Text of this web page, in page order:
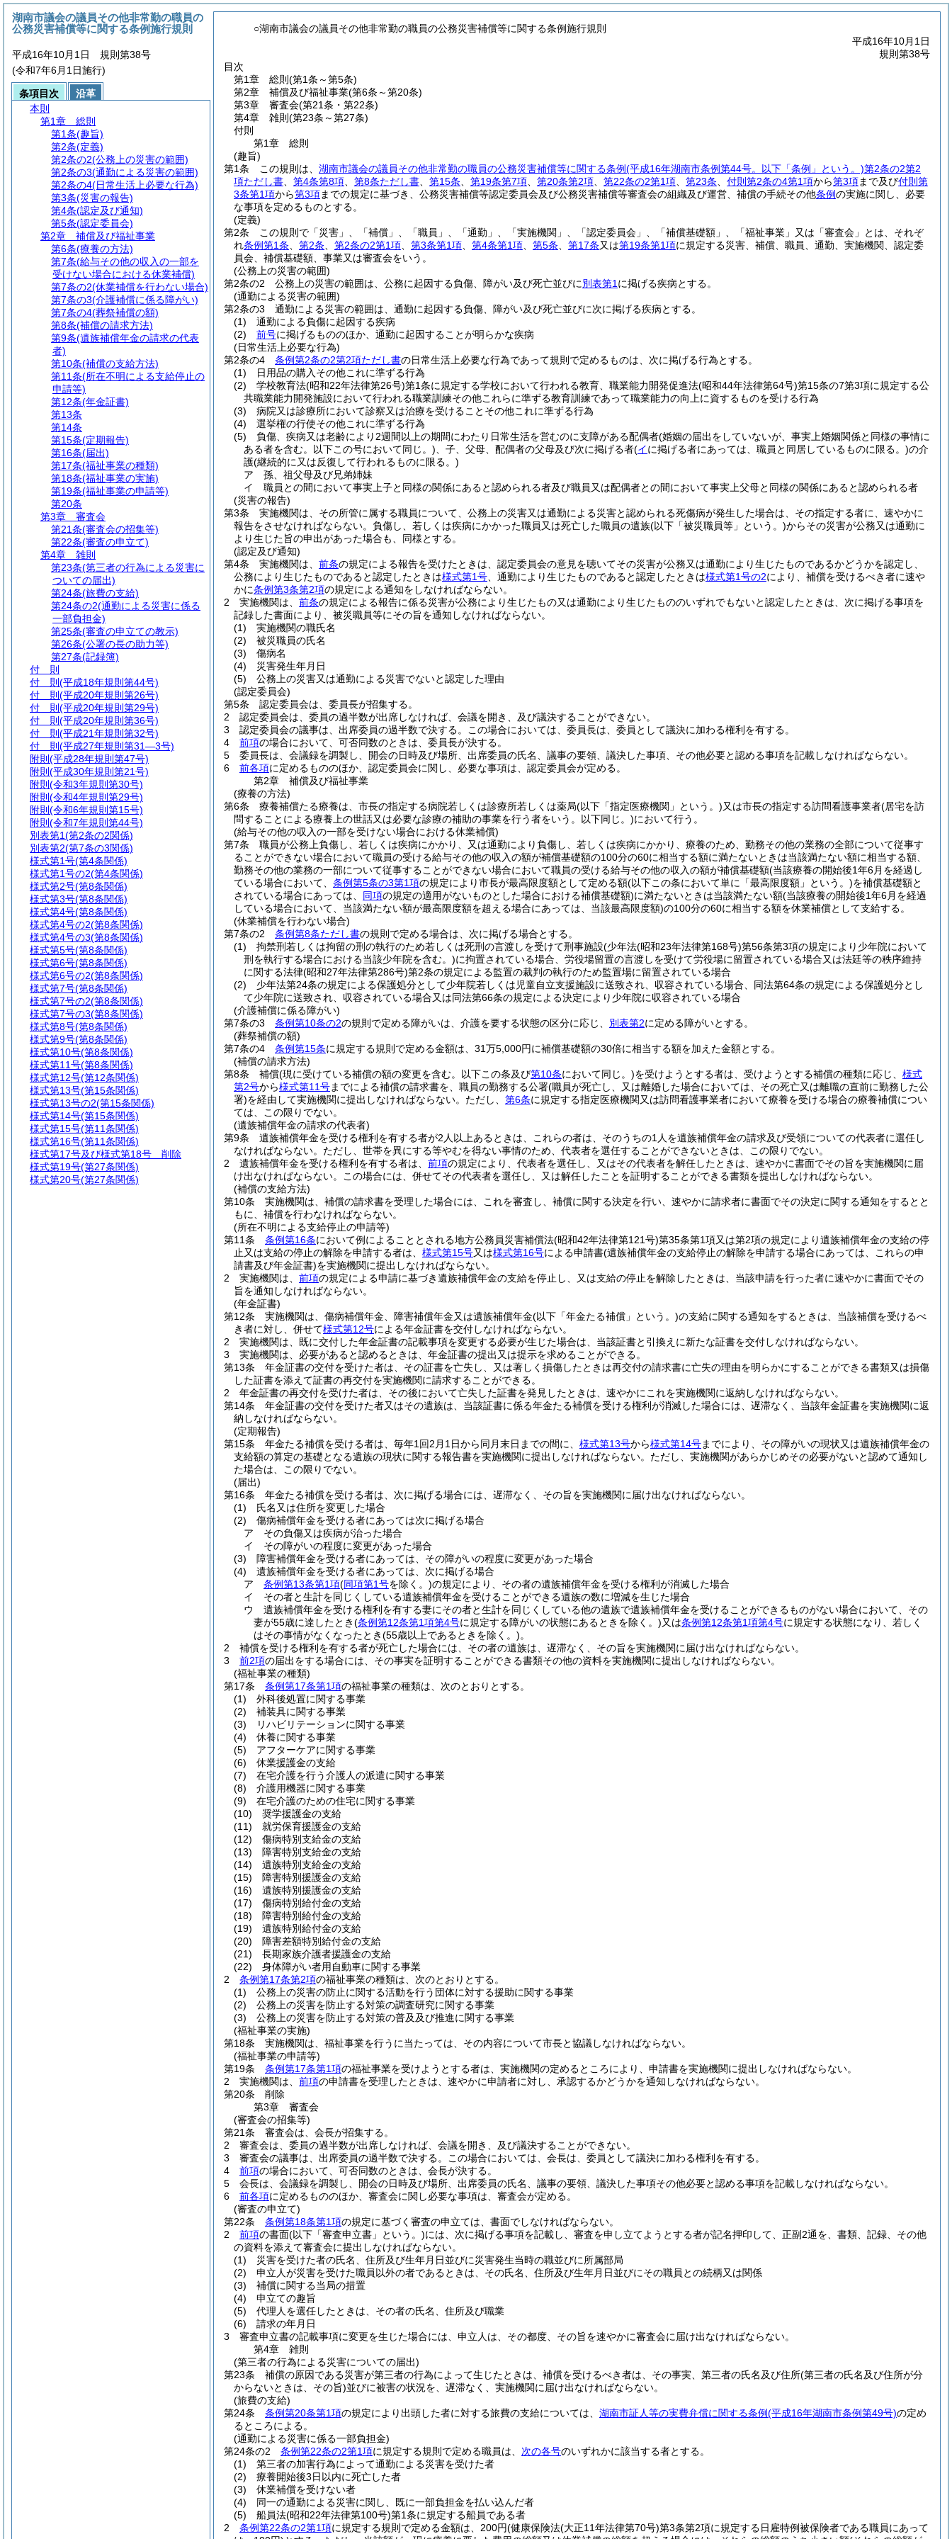
○湖南市議会の議員その他非常勤の職員の公務災害補償等に関する条例施行規則
平成16年10月1日
規則第38号
目次
第1章
総則 (第1条～第5条)
第2章
補償及び福祉事業(第6条～第20条)
第3章
審査会(第21条・第22条)
第4章
雑則 (第23条～第27条)
付則
第1章
総則
(趣旨)
第1条
この規則は、 湖南市議会の議員その他非常勤の職員の公務災害補償等に関する条例(平成16年湖南市条例第44号。以下「条例」という。)第2条の2第2
項ただし書
第4条第8項 第8条ただし書 第15条 第19条第7項 第20条第2項 第22条の2第1項 第23条 付則第2条の4第1項から第3項まで及び付則第
3条第1項から第3項までの規定に基づき、公務災害補償等認定委員会及び公務災害補償等審査会の組織及び運営、補償の手続その他条例の実施に関し、必要
な事項を定めるものとする。
(定義)
第2条
この規則で「災害」、「補償」、「職員」、「通勤」、「実施機関」、「認定委員会」、「補償基礎額」、「福祉事業」又は「審査会」とは、それぞ
れ条例第1条 第2条 第2条の2第1項 第3条第1項 第4条第1項 第5条 第17条又は第19条第1項に規定する災害、補償、職員、通勤、実施機関、認定委
員会、補償基礎額、事業又は審査会をいう。
(公務上の災害の範囲)
第2条の2
公務上の災害の範囲は、公務に起因する負傷、障がい及び死亡並びに別表第1 に掲げる疾病とする。
(通勤による災害の範囲)
第2条の3
通勤による災害の範囲は、通勤に起因する負傷、障がい及び死亡並びに次に掲げる疾病とする。
(1)
通勤による負傷に起因する疾病
(2)
前号に掲げるもののほか、通勤に起因することが明らかな疾病
(日常生活上必要な行為)
第2条の4
条例第2条の2第2項ただし書の日常生活上必要な行為であって規則で定めるものは、次に掲げる行為とする。
(1)
日用品の購入その他これに準ずる行為
(2)
学校教育法(昭和22年法律第26号)第1条に規定する学校において行われる教育、職業能力開発促進法(昭和44年法律第64号)第15条の7第3項に規定する公
共職業能力開発施設において行われる職業訓練その他これらに準ずる教育訓練であって職業能力の向上に資するものを受ける行為
(3)
病院又は診療所において診察又は治療を受けることその他これに準ずる行為
(4)
選挙権の行使その他これに準ずる行為
(5)
負傷、疾病又は老齢により2週間以上の期間にわたり日常生活を営むのに支障がある配偶者(婚姻の届出をしていないが、事実上婚姻関係と同様の事情に
ある者を含む。以下この号において同じ。) 、子、父母、配偶者の父母及び次に掲げる者(イに掲げる者にあっては、職員と同居しているものに限る。)の介
護(継続的に又は反復して行われるものに限る。)
ア
孫、祖父母及び兄弟姉妹
イ
職員との間において事実上子と同様の関係にあると認められる者及び職員又は配偶者との間において事実上父母と同様の関係にあると認められる者
(災害の報告)
第3条
実施機関は、その所管に属する職員について、公務上の災害又は通勤による災害と認められる死傷病が発生した場合は、その指定する者に、速やかに
報告をさせなければならない。 負傷し、若しくは疾病にかかった職員又は死亡した職員の遺族(以下「被災職員等」という。)からその災害が公務又は通勤に
より生じた旨の申出があった場合も、同様とする。
(認定及び通知)
第4条
実施機関は、 前条の規定による報告を受けたときは、認定委員会の意見を聴いてその災害が公務又は通勤により生じたものであるかどうかを認定し、
公務により生じたものであると認定したときは様式第1号 、通勤により生じたものであると認定したときは様式第1号の2により、補償を受けるべき者に速や
かに条例第3条第2項の規定による通知をしなければならない。
2
実施機関は、 前条の規定による報告に係る災害が公務により生じたもの又は通勤により生じたもののいずれでもないと認定したときは、次に掲げる事項を
記録した書面により、被災職員等にその旨を通知しなければならない。
(1)
実施機関の職氏名
(2)
被災職員の氏名
(3)
傷病名
(4)
災害発生年月日
(5)
公務上の災害又は通勤による災害でないと認定した理由
(認定委員会)
第5条
認定委員会は、委員長が招集する。
2
認定委員会は、委員の過半数が出席しなければ、会議を開き、及び議決することができない。
3
認定委員会の議事は、出席委員の過半数で決する。
この場合においては、委員長は、委員として議決に加わる権利を有する。
4
前項の場合において、可否同数のときは、委員長が決する。
5
委員長は、会議録を調製し、開会の日時及び場所、出席委員の氏名、議事の要領、議決した事項、その他必要と認める事項を記載しなければならない。
6
前各項に定めるもののほか、認定委員会に関し、必要な事項は、認定委員会が定める。
第2章
補償及び福祉事業
(療養の方法)
第6条
療養補償たる療養は、市長の指定する病院若しくは診療所若しくは薬局(以下「指定医療機関」という。)又は市長の指定する訪問看護事業者(居宅を訪
問することによる療養上の世話又は必要な診療の補助の事業を行う者をいう。以下同じ。)において行う。
(給与その他の収入の一部を受けない場合における休業補償)
第7条
職員が公務上負傷し、若しくは疾病にかかり、又は通勤により負傷し、若しくは疾病にかかり、療養のため、勤務その他の業務の全部について従事す
ることができない場合において職員の受ける給与その他の収入の額が補償基礎額の100分の60に相当する額に満たないときは当該満たない額に相当する額、
勤務その他の業務の一部について従事することができない場合において職員の受ける給与その他の収入の額が補償基礎額(当該療養の開始後1年6月を経過し
ている場合において、 条例第5条の3第1項の規定により市長が最高限度額として定める額(以下この条において単に「最高限度額」という。)を補償基礎額と
されている場合にあっては、 同項の規定の適用がないものとした場合における補償基礎額)に満たないときは当該満たない額(当該療養の開始後1年6月を経過
している場合において、当該満たない額が最高限度額を超える場合にあっては、当該最高限度額)の100分の60に相当する額を休業補償として支給する。
(休業補償を行わない場合)
第7条の2
条例第8条ただし書の規則で定める場合は、次に掲げる場合とする。
(1)
拘禁刑若しくは拘留の刑の執行のため若しくは死刑の言渡しを受けて刑事施設(少年法(昭和23年法律第168号)第56条第3項の規定により少年院において
刑を執行する場合における当該少年院を含む。)に拘置されている場合、労役場留置の言渡しを受けて労役場に留置されている場合又は法廷等の秩序維持
に関する法律(昭和27年法律第286号)第2条の規定による監置の裁判の執行のため監置場に留置されている場合
(2)
少年法第24条の規定による保護処分として少年院若しくは児童自立支援施設に送致され、収容されている場合、同法第64条の規定による保護処分とし
て少年院に送致され、収容されている場合又は同法第66条の規定による決定により少年院に収容されている場合
(介護補償に係る障がい)
第7条の3
条例第10条の2の規則で定める障がいは、介護を要する状態の区分に応じ、 別表第2に定める障がいとする。
(葬祭補償の額)
第7条の4
条例第15条に規定する規則で定める金額は、31万5,000円に補償基礎額の30倍に相当する額を加えた金額とする。
(補償の請求方法)
第8条
補償(現に受けている補償の額の変更を含む。以下この条及び第10条において同じ。)を受けようとする者は、受けようとする補償の種類に応じ、 様式
第2号から様式第11号までによる補償の請求書を、職員の勤務する公署(職員が死亡し、又は離婚した場合においては、その死亡又は離職の直前に勤務した公
署)を経由して実施機関に提出しなければならない。 ただし、 第6条に規定する指定医療機関又は訪問看護事業者において療養を受ける場合の療養補償につい
ては、この限りでない。
(遺族補償年金の請求の代表者)
第9条
遺族補償年金を受ける権利を有する者が2人以上あるときは、これらの者は、そのうちの1人を遺族補償年金の請求及び受領についての代表者に選任し
なければならない。 ただし、世帯を異にする等やむを得ない事情のため、代表者を選任することができないときは、この限りでない。
2
遺族補償年金を受ける権利を有する者は、 前項の規定により、代表者を選任し、又はその代表者を解任したときは、速やかに書面でその旨を実施機関に届
け出なければならない。
この場合には、併せてその代表者を選任し、又は解任したことを証明することができる書類を提出しなければならない。
(補償の支給方法)
第10条
実施機関は、補償の請求書を受理した場合には、これを審査し、補償に関する決定を行い、速やかに請求者に書面でその決定に関する通知をするとと
もに、補償を行わなければならない。
(所在不明による支給停止の申請等)
第11条
条例第16条において例によることとされる地方公務員災害補償法(昭和42年法律第121号)第35条第1項又は第2項の規定により遺族補償年金の支給の停
止又は支給の停止の解除を申請する者は、 様式第15号又は様式第16号による申請書(遺族補償年金の支給停止の解除を申請する場合にあっては、これらの申
請書及び年金証書)を実施機関に提出しなければならない。
2
実施機関は、 前項の規定による申請に基づき遺族補償年金の支給を停止し、又は支給の停止を解除したときは、当該申請を行った者に速やかに書面でその
旨を通知しなければならない。
(年金証書)
第12条
実施機関は、傷病補償年金、障害補償年金又は遺族補償年金(以下「年金たる補償」という。)の支給に関する通知をするときは、当該補償を受けるべ
き者に対し、併せて様式第12号による年金証書を交付しなければならない。
2
実施機関は、既に交付した年金証書の記載事項を変更する必要が生じた場合は、当該証書と引換えに新たな証書を交付しなければならない。
3
実施機関は、必要があると認めるときは、年金証書の提出又は提示を求めることができる。
第13条
年金証書の交付を受けた者は、その証書を亡失し、又は著しく損傷したときは再交付の請求書に亡失の理由を明らかにすることができる書類又は損傷
した証書を添えて証書の再交付を実施機関に請求することができる。
2
年金証書の再交付を受けた者は、その後において亡失した証書を発見したときは、速やかにこれを実施機関に返納しなければならない。
第14条
年金証書の交付を受けた者又はその遺族は、当該証書に係る年金たる補償を受ける権利が消滅した場合には、遅滞なく、当該年金証書を実施機関に返
納しなければならない。
(定期報告)
第15条
年金たる補償を受ける者は、毎年1回2月1日から同月末日までの間に、 様式第13号から様式第14号までにより、その障がいの現状又は遺族補償年金の
支給額の算定の基礎となる遺族の現状に関する報告書を実施機関に提出しなければならない。 ただし、実施機関があらかじめその必要がないと認めて通知し
た場合は、この限りでない。
(届出)
第16条
年金たる補償を受ける者は、次に掲げる場合には、遅滞なく、その旨を実施機関に届け出なければならない。
(1)
氏名又は住所を変更した場合
(2)
傷病補償年金を受ける者にあっては次に掲げる場合
ア
その負傷又は疾病が治った場合
イ
その障がいの程度に変更があった場合
(3)
障害補償年金を受ける者にあっては、その障がいの程度に変更があった場合
(4)
遺族補償年金を受ける者にあっては、次に掲げる場合
ア
条例第13条第1項(同項第1号を除く。)の規定により、その者の遺族補償年金を受ける権利が消滅した場合
イ
その者と生計を同じくしている遺族補償年金を受けることができる遺族の数に増減を生じた場合
ウ
遺族補償年金を受ける権利を有する妻にその者と生計を同じくしている他の遺族で遺族補償年金を受けることができるものがない場合において、その
妻が55歳に達したとき(条例第12条第1項第4号に規定する障がいの状態にあるときを除く。)又は条例第12条第1項第4号に規定する状態になり、若しく
はその事情がなくなったとき(55歳以上であるときを除く。)。
2
補償を受ける権利を有する者が死亡した場合には、その者の遺族は、遅滞なく、その旨を実施機関に届け出なければならない。
3
前2項の届出をする場合には、その事実を証明することができる書類その他の資料を実施機関に提出しなければならない。
(福祉事業の種類)
第17条
条例第17条第1項の福祉事業の種類は、次のとおりとする。
(1)
外科後処置に関する事業
(2)
補装具に関する事業
(3)
リハビリテーションに関する事業
(4)
休養に関する事業
(5)
アフターケアに関する事業
(6)
休業援護金の支給
(7)
在宅介護を行う介護人の派遣に関する事業
(8)
介護用機器に関する事業
(9)
在宅介護のための住宅に関する事業
(10)
奨学援護金の支給
(11)
就労保育援護金の支給
(12)
傷病特別支給金の支給
(13)
障害特別支給金の支給
(14)
遺族特別支給金の支給
(15)
障害特別援護金の支給
(16)
遺族特別援護金の支給
(17)
傷病特別給付金の支給
(18)
障害特別給付金の支給
(19)
遺族特別給付金の支給
(20)
障害差額特別給付金の支給
(21)
長期家族介護者援護金の支給
(22)
身体障がい者用自動車に関する事業
2
条例第17条第2項の福祉事業の種類は、次のとおりとする。
(1)
公務上の災害の防止に関する活動を行う団体に対する援助に関する事業
(2)
公務上の災害を防止する対策の調査研究に関する事業
(3)
公務上の災害を防止する対策の普及及び推進に関する事業
(福祉事業の実施)
第18条
実施機関は、福祉事業を行うに当たっては、その内容について市長と協議しなければならない。
(福祉事業の申請等)
第19条
条例第17条第1項の福祉事業を受けようとする者は、実施機関の定めるところにより、申請書を実施機関に提出しなければならない。
2
実施機関は、 前項の申請書を受理したときは、速やかに申請者に対し、承認するかどうかを通知しなければならない。
第20条
削除
第3章
審査会
(審査会の招集等)
第21条
審査会は、会長が招集する。
2
審査会は、委員の過半数が出席しなければ、会議を開き、及び議決することができない。
3
審査会の議事は、出席委員の過半数で決する。
この場合においては、会長は、委員として議決に加わる権利を有する。
4
前項の場合において、可否同数のときは、会長が決する。
5
会長は、会議録を調製し、開会の日時及び場所、出席委員の氏名、議事の要領、議決した事項その他必要と認める事項を記載しなければならない。
6
前各項に定めるもののほか、審査会に関し必要な事項は、審査会が定める。
(審査の申立て)
第22条
条例第18条第1項の規定に基づく審査の申立ては、書面でしなければならない。
2
前項の書面(以下「審査申立書」という。)には、次に掲げる事項を記載し、審査を申し立てようとする者が記名押印して、正副2通を、書類、記録、その他
の資料を添えて審査会に提出しなければならない。
(1)
災害を受けた者の氏名、住所及び生年月日並びに災害発生当時の職並びに所属部局
(2)
申立人が災害を受けた職員以外の者であるときは、その氏名、住所及び生年月日並びにその職員との続柄又は関係
(3)
補償に関する当局の措置
(4)
申立ての趣旨
(5)
代理人を選任したときは、その者の氏名、住所及び職業
(6)
請求の年月日
3
審査申立書の記載事項に変更を生じた場合には、申立人は、その都度、その旨を速やかに審査会に届け出なければならない。
第4章
雑則
(第三者の行為による災害についての届出)
第23条
補償の原因である災害が第三者の行為によって生じたときは、補償を受けるべき者は、その事実、第三者の氏名及び住所(第三者の氏名及び住所が分
からないときは、その旨)並びに被害の状況を、遅滞なく、実施機関に届け出なければならない。
(旅費の支給)
第24条
条例第20条第1項の規定により出頭した者に対する旅費の支給については、 湖南市証人等の実費弁償に関する条例(平成16年湖南市条例第49号)の定め
るところによる。
(通勤による災害に係る一部負担金)
第24条の2
条例第22条の2第1項に規定する規則で定める職員は、 次の各号のいずれかに該当する者とする。
(1)
第三者の加害行為によって通勤による災害を受けた者
(2)
療養開始後3日以内に死亡した者
(3)
休業補償を受けない者
(4)
同一の通勤による災害に関し、既に一部負担金を払い込んだ者
(5)
船員法(昭和22年法律第100号)第1条に規定する船員である者
2
条例第22条の2第1項に規定する規則で定める金額は、200円(健康保険法(大正11年法律第70号)第3条第2項に規定する日雇特例被保険者である職員にあって
湖南市議会の議員その他非常勤の職員の
公務災害補償等に関する条例施行規則
平成16年10月1日 規則第38号
(令和7年6月1日施行)
条項目次
沿革
本則
第1章
総則
第1条(趣旨)
第2条(定義)
第2条の2(公務上の災害の範囲)
第2条の3(通勤による災害の範囲)
第2条の4(日常生活上必要な行為)
第3条(災害の報告)
第4条(認定及び通知)
第5条(認定委員会)
第2章
補償及び福祉事業
第6条(療養の方法)
第7条(給与その他の収入の一部を
受けない場合における休業補償)
第7条の2(休業補償を行わない場合)
第7条の3(介護補償に係る障がい)
第7条の4(葬祭補償の額)
第8条(補償の請求方法)
第9条(遺族補償年金の請求の代表
者)
第10条(補償の支給方法)
第11条(所在不明による支給停止の
申請等)
第12条(年金証書)
第13条
第14条
第15条(定期報告)
第16条(届出)
第17条(福祉事業の種類)
第18条(福祉事業の実施)
第19条(福祉事業の申請等)
第20条
第3章
審査会
第21条(審査会の招集等)
第22条(審査の申立て)
第4章
雑則
第23条(第三者の行為による災害に
ついての届出)
第24条(旅費の支給)
第24条の2(通勤による災害に係る
一部負担金)
第25条(審査の申立ての教示)
第26条(公署の長の助力等)
第27条(記録簿)
付 則
付 則 (平成18年規則第44号)
付 則 (平成20年規則第26号)
付 則 (平成20年規則第29号)
付 則 (平成20年規則第36号)
付 則 (平成21年規則第32号)
付 則 (平成27年規則第31―3号)
附則 (平成28年規則第47号)
附則 (平成30年規則第21号)
附則 (令和3年規則第30号)
附則 (令和4年規則第29号)
附則 (令和6年規則第15号)
附則 (令和7年規則第44号)
別表第1(第2条の2関係)
別表第2(第7条の3関係)
様式第1号(第4条関係)
様式第1号の2(第4条関係)
様式第2号(第8条関係)
様式第3号(第8条関係)
様式第4号(第8条関係)
様式第4号の2(第8条関係)
様式第4号の3(第8条関係)
様式第5号(第8条関係)
様式第6号(第8条関係)
様式第6号の2(第8条関係)
様式第7号(第8条関係)
様式第7号の2(第8条関係)
様式第7号の3(第8条関係)
様式第8号(第8条関係)
様式第9号(第8条関係)
様式第10号(第8条関係)
様式第11号(第8条関係)
様式第12号(第12条関係)
様式第13号(第15条関係)
様式第13号の2(第15条関係)
様式第14号(第15条関係)
様式第15号(第11条関係)
様式第16号(第11条関係)
様式第17号及び様式第18号 削除
様式第19号(第27条関係)
様式第20号(第27条関係)